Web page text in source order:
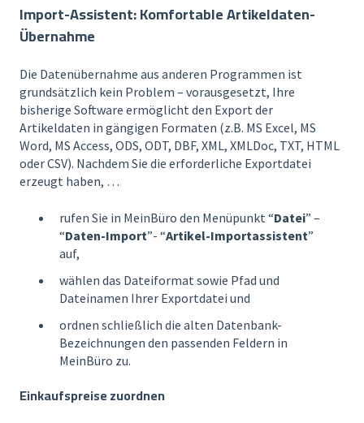
Import-Assistent: Komfortable Artikeldaten-
Übernahme
Die Datenübernahme aus anderen Programmen ist
grundsätzlich kein Problem – vorausgesetzt, Ihre
bisherige Software ermöglicht den Export der
Artikeldaten in gängigen Formaten (z.B. MS Excel, MS
Word, MS Access, ODS, ODT, DBF, XML, XMLDoc, TXT, HTML
oder CSV). Nachdem Sie die erforderliche Exportdatei
erzeugt haben, …
rufen Sie in MeinBüro den Menüpunkt “Datei” –
“Daten-Import”- “Artikel-Importassistent”
auf,
wählen das Dateiformat sowie Pfad und
Dateinamen Ihrer Exportdatei und
ordnen schließlich die alten Datenbank-
Bezeichnungen den passenden Feldern in
MeinBüro zu.
Einkaufspreise zuordnen